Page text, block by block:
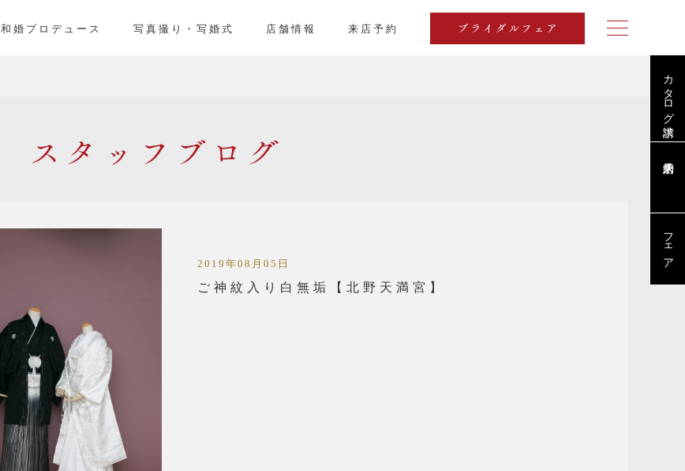
和婚プロデュース 写真撮り・写婚式 店舗情報 来店予約 ブライダルフェア
カタログ請求
フェア
スタッフブログ
2019年08月05日
ご神紋入り白無垢【北野天満宮】